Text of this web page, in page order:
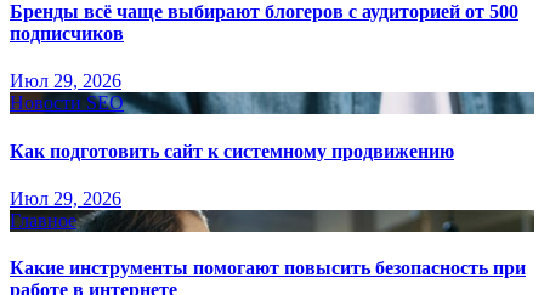
Бренды всё чаще выбирают блогеров с аудиторией от 500
подписчиков
Июл 29, 2026
Новости SEO
Как подготовить сайт к системному продвижению
Июл 29, 2026
Главное
Какие инструменты помогают повысить безопасность при
работе в интернете